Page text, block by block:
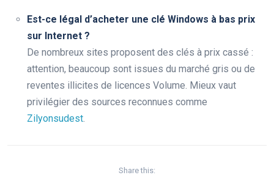
Est-ce légal d’acheter une clé Windows à bas prix
sur Internet ?
De nombreux sites proposent des clés à prix cassé :
attention, beaucoup sont issues du marché gris ou de
reventes illicites de licences Volume. Mieux vaut
privilégier des sources reconnues comme
Zilyonsudest.
Share this: